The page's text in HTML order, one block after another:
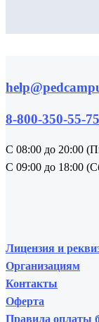
8-800-350-55-75
С 08:00 до 20:00
С 09:00 до 18:00
Лицензия и
Организациям
Контакты
Оферта
Правила оплаты